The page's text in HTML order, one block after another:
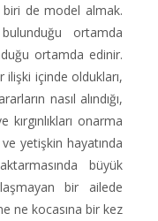
de model almak.
ortamda
ortamda edinir.
ilişki içinde oldukları,
nasıl alındığı,
onarma
yetişkin hayatında
büyük
bir ailede
ne kocasına bir kez